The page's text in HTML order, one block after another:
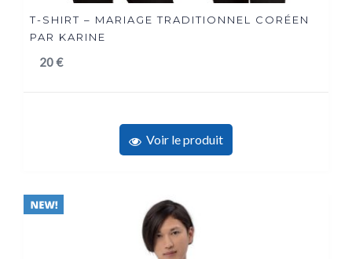
T-SHIRT – MARIAGE TRADITIONNEL CORÉEN
PAR KARINE
20€
Voir le produit